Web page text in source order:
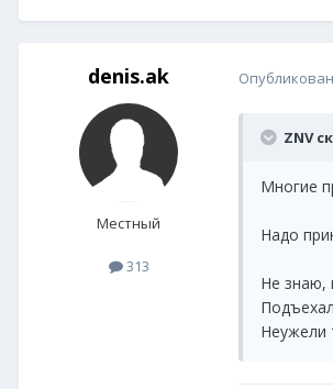
denis.ak
Местный
313
ZNV
Многие
Надо
Не знаю,
Неужели